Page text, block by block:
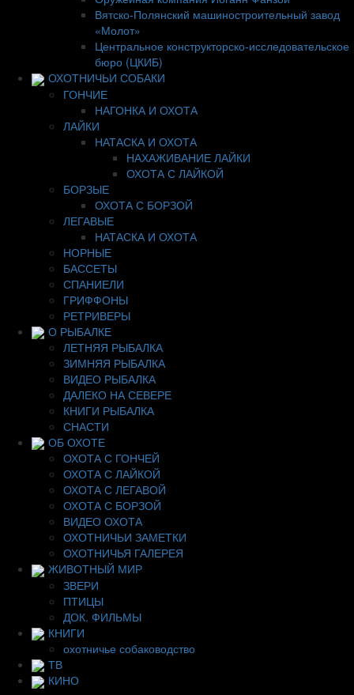
Вятско-Полянский машиностроительный завод
«Молот»
Центральное конструкторско-исследовательское
бюро (ЦКИБ)
ОХОТНИЧЬИ СОБАКИ
ГОНЧИЕ
НАГОНКА И ОХОТА
ЛАЙКИ
НАТАСКА И ОХОТА
НАХАЖИВАНИЕ ЛАЙКИ
ОХОТА С ЛАЙКОЙ
БОРЗЫЕ
ОХОТА С БОРЗОЙ
ЛЕГАВЫЕ
НАТАСКА И ОХОТА
НОРНЫЕ
БАССЕТЫ
СПАНИЕЛИ
ГРИФФОНЫ
РЕТРИВЕРЫ
О РЫБАЛКЕ
ЛЕТНЯЯ РЫБАЛКА
ЗИМНЯЯ РЫБАЛКА
ВИДЕО РЫБАЛКА
ДАЛЕКО НА СЕВЕРЕ
КНИГИ РЫБАЛКА
СНАСТИ
ОБ ОХОТЕ
ОХОТА С ГОНЧЕЙ
ОХОТА С ЛАЙКОЙ
ОХОТА С ЛЕГАВОЙ
ОХОТА С БОРЗОЙ
ВИДЕО ОХОТА
ОХОТНИЧЬИ ЗАМЕТКИ
ОХОТНИЧЬЯ ГАЛЕРЕЯ
ЖИВОТНЫЙ МИР
ЗВЕРИ
ПТИЦЫ
ДОК. ФИЛЬМЫ
КНИГИ
охотничье собаководство
ТВ
КИНО